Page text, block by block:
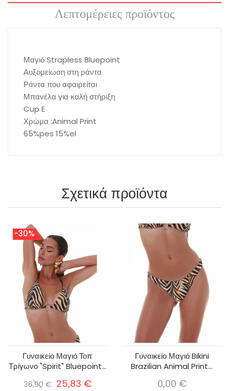
Λεπτομέρειες προϊόντος
Μαγιό Strapless Bluepoint
Αυξομείωση στη ράντα
Ράντα που αφαιρείται
Μπανέλα για καλή στήριξη
Cup E
Χρώμα :Animal Print
65%pes 15%el
Σχετικά προϊόντα
-30%
Γυναικείο Μαγιό Τοπ
Τρίγωνο "Spirit" Bluepoint...
36,90 € 25,83 €
Γυναικείο Μαγιό Bikini
Brazilian Animal Print...
0,00 €